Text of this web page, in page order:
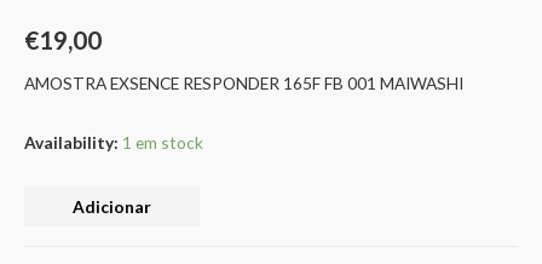
€19,00
AMOSTRA EXSENCE RESPONDER 165F FB 001 MAIWASHI
Availability: 1 em stock
Adicionar